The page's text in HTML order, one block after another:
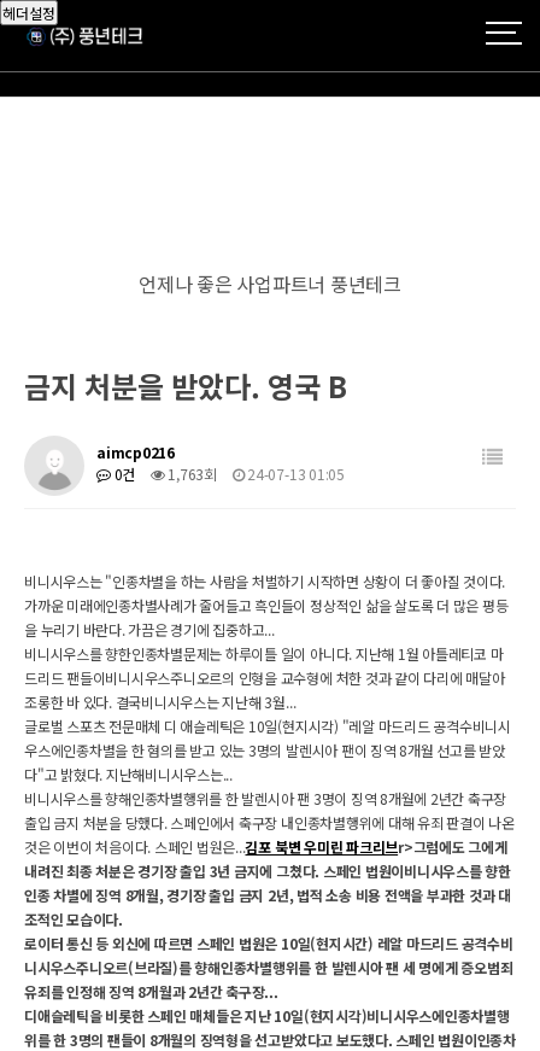
헤더설정
언제나 좋은 사업파트너 풍년테크
금지 처분을 받았다. 영국 B
aimcp0216
0건
1,763회 24-07-13 01:05
비니시우스는 "인종차별을 하는 사람을 처벌하기 시작하면 상황이 더 좋아질 것이다.
가까운 미래에인종차별사례가 줄어들고 흑인들이 정상적인 삶을 살도록 더 많은 평등
을 누리기 바란다. 가끔은 경기에 집중하고...
비니시우스를 향한인종차별문제는 하루이틀 일이 아니다. 지난해 1월 아틀레티코 마
드리드 팬들이비니시우스주니오르의 인형을 교수형에 처한 것과 같이 다리에 매달아
조롱한 바 있다. 결국비니시우스는 지난해 3월...
글로벌 스포츠 전문매체 디 애슬레틱은 10일(현지시각) "레알 마드리드 공격수비니시
우스에인종차별을 한 혐의를 받고 있는 3명의 발렌시아 팬이 징역 8개월 선고를 받았
다"고 밝혔다. 지난해비니시우스는...
비니시우스를 향해인종차별행위를 한 발렌시아 팬 3명이 징역 8개월에 2년간 축구장
출입 금지 처분을 당했다. 스페인에서 축구장 내인종차별행위에 대해 유죄 판결이 나온
것은 이번이 처음이다. 스페인 법원은...김포 북변 우미린 파크리브r>그럼에도 그에게
내려진 최종 처분은 경기장 출입 3년 금지에 그쳤다. 스페인 법원이비니시우스를 향한
인종 차별에 징역 8개월, 경기장 출입 금지 2년, 법적 소송 비용 전액을 부과한 것과 대
조적인 모습이다.
로이터 통신 등 외신에 따르면 스페인 법원은 10일(현지시간) 레알 마드리드 공격수비
니시우스주니오르(브라질)를 향해인종차별행위를 한 발렌시아 팬 세 명에게 증오범죄
유죄를 인정해 징역 8개월과 2년간 축구장...
디애슬레틱을 비롯한 스페인 매체들은 지난 10일(현지시각)비니시우스에인종차별행
위를 한 3명의 팬들이 8개월의 징역형을 선고받았다고 보도했다. 스페인 법원이인종차